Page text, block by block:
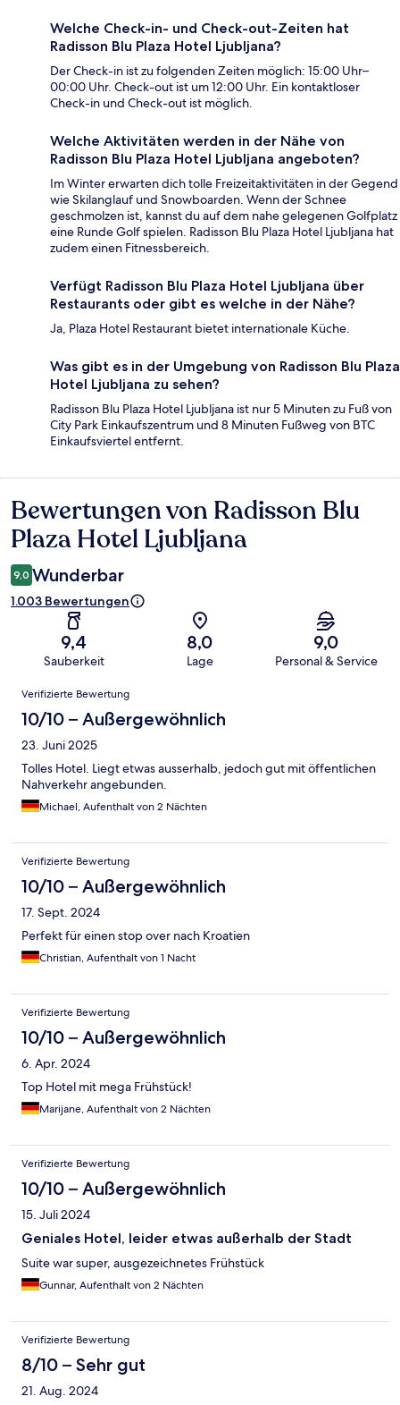
Welche Check-in- und Check-out-Zeiten hat
Radisson Blu Plaza Hotel Ljubljana?
Der Check-in ist zu folgenden Zeiten möglich: 15:00 Uhr–
00:00 Uhr. Check-out ist um 12:00 Uhr. Ein kontaktloser
Check-in und Check-out ist möglich.
Welche Aktivitäten werden in der Nähe von
Radisson Blu Plaza Hotel Ljubljana angeboten?
Im Winter erwarten dich tolle Freizeitaktivitäten in der Gegend
wie Skilanglauf und Snowboarden. Wenn der Schnee
geschmolzen ist, kannst du auf dem nahe gelegenen Golfplatz
eine Runde Golf spielen. Radisson Blu Plaza Hotel Ljubljana hat
zudem einen Fitnessbereich.
Verfügt Radisson Blu Plaza Hotel Ljubljana über
Restaurants oder gibt es welche in der Nähe?
Ja, Plaza Hotel Restaurant bietet internationale Küche.
Was gibt es in der Umgebung von Radisson Blu Plaza
Hotel Ljubljana zu sehen?
Radisson Blu Plaza Hotel Ljubljana ist nur 5 Minuten zu Fuß von
City Park Einkaufszentrum und 8 Minuten Fußweg von BTC
Einkaufsviertel entfernt.
Bewertungen
Bewertungen von Radisson Blu
Plaza Hotel Ljubljana
9,0 Wunderbar
1.003 Bewertungen
9,4
Sauberkeit
8,0
Lage
9,0
Personal & Service
Bewertungen
Verifizierte Bewertung
10/10 – Außergewöhnlich
23. Juni 2025
Tolles Hotel. Liegt etwas ausserhalb, jedoch gut mit öffentlichen
Nahverkehr angebunden.
Michael, Aufenthalt von 2 Nächten
Verifizierte Bewertung
10/10 – Außergewöhnlich
17. Sept. 2024
Perfekt für einen stop over nach Kroatien
Christian, Aufenthalt von 1 Nacht
Verifizierte Bewertung
10/10 – Außergewöhnlich
6. Apr. 2024
Top Hotel mit mega Frühstück!
Marijane, Aufenthalt von 2 Nächten
Verifizierte Bewertung
10/10 – Außergewöhnlich
15. Juli 2024
Geniales Hotel, leider etwas außerhalb der Stadt
Suite war super, ausgezeichnetes Frühstück
Gunnar, Aufenthalt von 2 Nächten
Verifizierte Bewertung
8/10 – Sehr gut
21. Aug. 2024